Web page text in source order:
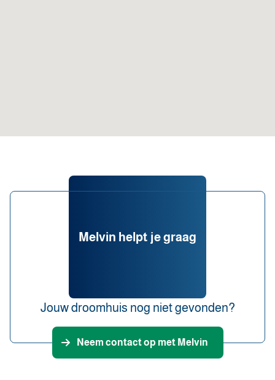
Melvin helpt je graag
Jouw droomhuis nog niet gevonden?
Neem contact op met Melvin